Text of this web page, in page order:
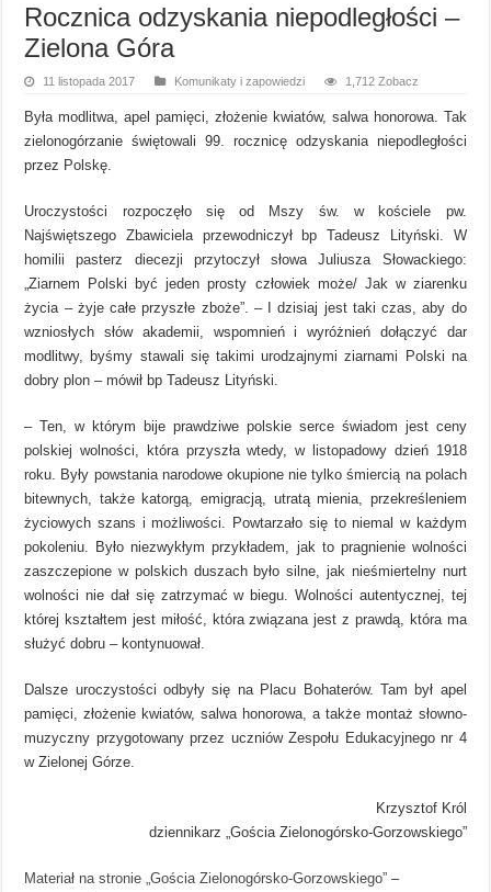
Rocznica odzyskania niepodległości –
Zielona Góra
11 listopada 2017 Komunikaty i zapowiedzi 1,712 Zobacz
Była modlitwa, apel pamięci, złożenie kwiatów, salwa honorowa. Tak
zielonogórzanie świętowali 99. rocznicę odzyskania niepodległości
przez Polskę.
Uroczystości rozpoczęło się od Mszy św. w kościele pw.
Najświętszego Zbawiciela przewodniczył bp Tadeusz Lityński. W
homilii pasterz diecezji przytoczył słowa Juliusza Słowackiego:
„Ziarnem Polski być jeden prosty człowiek może/ Jak w ziarenku
życia – żyje całe przyszłe zboże”. – I dzisiaj jest taki czas, aby do
wzniosłych słów akademii, wspomnień i wyróżnień dołączyć dar
modlitwy, byśmy stawali się takimi urodzajnymi ziarnami Polski na
dobry plon – mówił bp Tadeusz Lityński.
– Ten, w którym bije prawdziwe polskie serce świadom jest ceny
polskiej wolności, która przyszła wtedy, w listopadowy dzień 1918
roku. Były powstania narodowe okupione nie tylko śmiercią na polach
bitewnych, także katorgą, emigracją, utratą mienia, przekreśleniem
życiowych szans i możliwości. Powtarzało się to niemal w każdym
pokoleniu. Było niezwykłym przykładem, jak to pragnienie wolności
zaszczepione w polskich duszach było silne, jak nieśmiertelny nurt
wolności nie dał się zatrzymać w biegu. Wolności autentycznej, tej
której kształtem jest miłość, która związana jest z prawdą, która ma
służyć dobru – kontynuował.
Dalsze uroczystości odbyły się na Placu Bohaterów. Tam był apel
pamięci, złożenie kwiatów, salwa honorowa, a także montaż słowno-
muzyczny przygotowany przez uczniów Zespołu Edukacyjnego nr 4
w Zielonej Górze.
Krzysztof Król
dziennikarz „Gościa Zielonogórsko-Gorzowskiego”
Materiał na stronie „Gościa Zielonogórsko-Gorzowskiego” –